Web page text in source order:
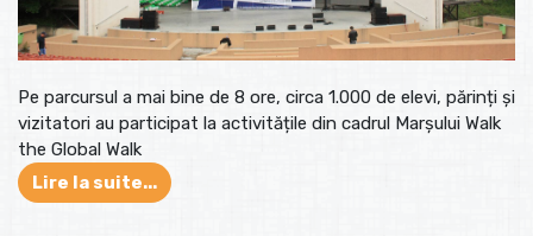
Pe parcursul a mai bine de 8 ore, circa 1.000 de elevi, părinți și
vizitatori au participat la activitățile din cadrul Marșului Walk
the Global Walk
Lire la suite...